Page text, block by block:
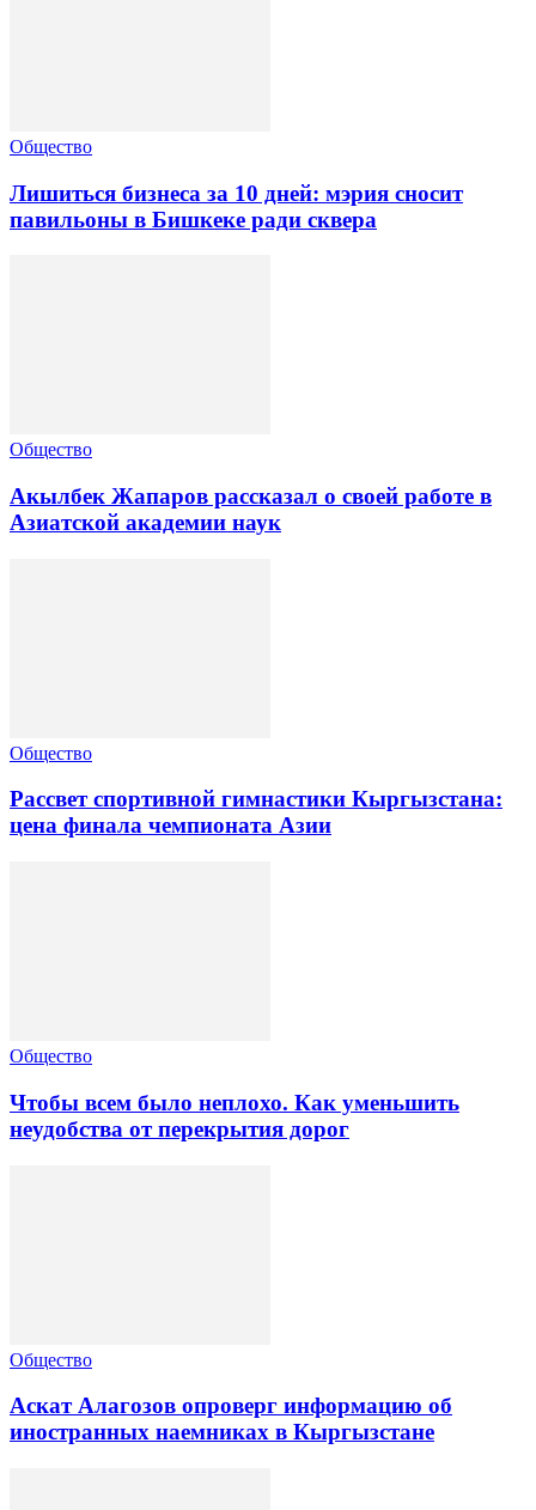
Общество
Лишиться бизнеса за 10 дней: мэрия сносит
павильоны в Бишкеке ради сквера
Общество
Акылбек Жапаров рассказал о своей работе в
Азиатской академии наук
Общество
Рассвет спортивной гимнастики Кыргызстана:
цена финала чемпионата Азии
Общество
Чтобы всем было неплохо. Как уменьшить
неудобства от перекрытия дорог
Общество
Аскат Алагозов опроверг информацию об
иностранных наемниках в Кыргызстане